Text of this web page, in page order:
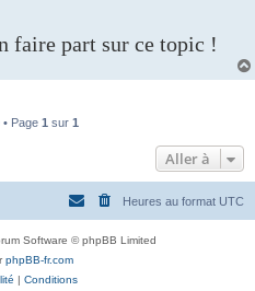
faire part sur ce topic !
Page 1 sur 1
Aller à
Heures au format UTC
Software © phpBB Limited
phpBB-fr.com
| Conditions